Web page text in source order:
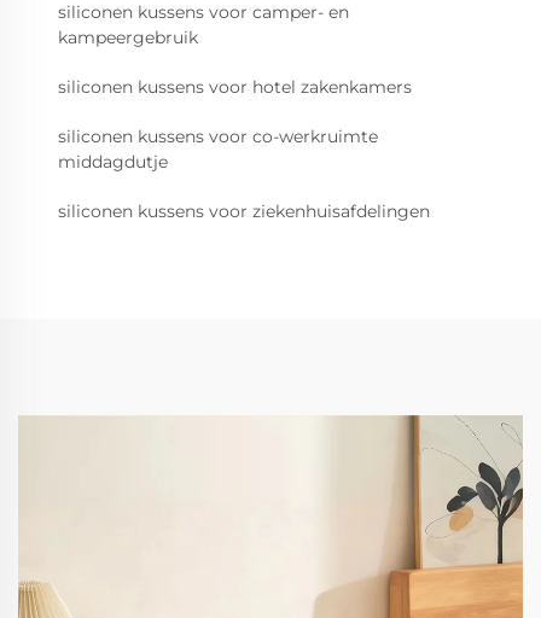
siliconen kussens voor camper- en
kampeergebruik
siliconen kussens voor hotel zakenkamers
siliconen kussens voor co-werkruimte
middagdutje
siliconen kussens voor ziekenhuisafdelingen